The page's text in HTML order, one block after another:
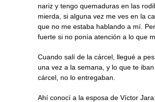
nariz y tengo quemaduras en las
mierda, si alguna vez me ves en la
que no me estaba hablando a mí.
fuerte si no ponía atención a lo que
Cuando salí de la cárcel, llegué a
una vez a la semana, y lo que te
cárcel, no lo entregaban.
Ahí conocí a la esposa de Víctor